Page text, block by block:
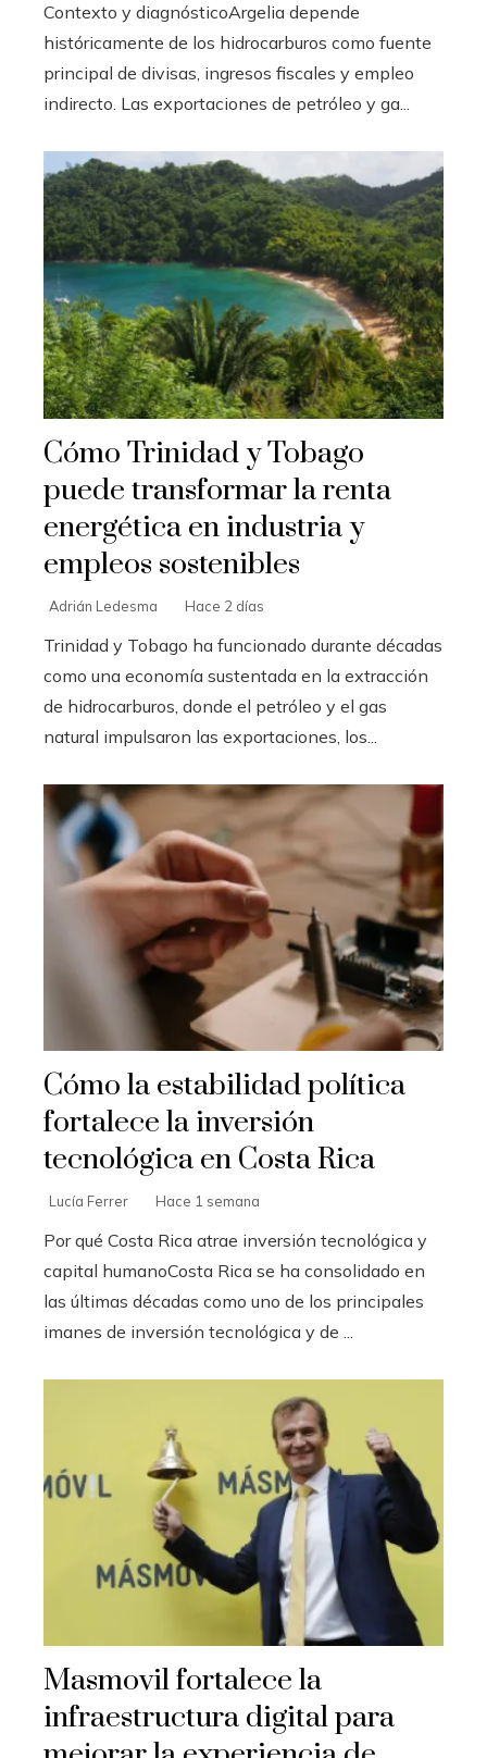
Contexto y diagnósticoArgelia depende
históricamente de los hidrocarburos como fuente
principal de divisas, ingresos fiscales y empleo
indirecto. Las exportaciones de petróleo y ga...
Cómo Trinidad y Tobago
puede transformar la renta
energética en industria y
empleos sostenibles
Adrián Ledesma Hace 2 días
Trinidad y Tobago ha funcionado durante décadas
como una economía sustentada en la extracción
de hidrocarburos, donde el petróleo y el gas
natural impulsaron las exportaciones, los...
Cómo la estabilidad política
fortalece la inversión
tecnológica en Costa Rica
Lucía Ferrer Hace 1 semana
Por qué Costa Rica atrae inversión tecnológica y
capital humanoCosta Rica se ha consolidado en
las últimas décadas como uno de los principales
imanes de inversión tecnológica y de ...
Masmovil fortalece la
infraestructura digital para